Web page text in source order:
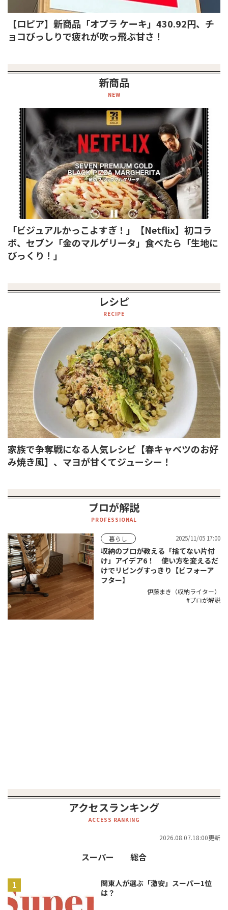
【ロピア】新商品「オプラ ケーキ」430.92円、チ
ョコびっしりで疲れが吹っ飛ぶ甘さ！
新商品
NEW
「ビジュアルかっこよすぎ！」【Netflix】初コラ
ボ、セブン「金のマルゲリータ」食べたら「生地に
びっくり！」
レシピ
RECIPE
家族で争奪戦になる人気レシピ【春キャベツのお好
み焼き風】、マヨが甘くてジューシー！
プロが解説
PROFESSIONAL
暮らし 2025/11/05 17:00
収納のプロが教える「捨てない片付
け」アイデア6！ 使い方を変えるだ
けでリビングすっきり【ビフォーア
フター】
伊藤まき（収納ライター）
プロが解説
アクセスランキング
ACCESS RANKING
2026.08.07.18:00更新
スーパー 総合
関東人が選ぶ「激安」スーパー1位
は？